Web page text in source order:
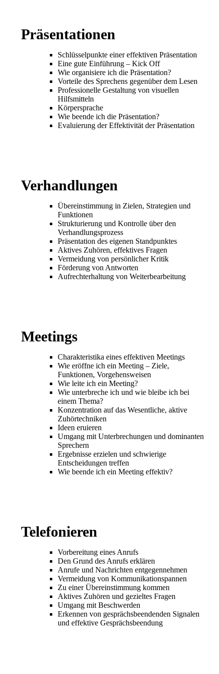
Präsentationen
Schlüsselpunkte einer effektiven Präsentation
Eine gute Einführung – Kick Off
Wie organisiere ich die Präsentation?
Vorteile des Sprechens gegenüber dem Lesen
Professionelle Gestaltung von visuellen
Hilfsmitteln
Körpersprache
Wie beende ich die Präsentation?
Evaluierung der Effektivität der Präsentation
Verhandlungen
Übereinstimmung in Zielen, Strategien und
Funktionen
Strukturierung und Kontrolle über den
Verhandlungsprozess
Präsentation des eigenen Standpunktes
Aktives Zuhören, effektives Fragen
Vermeidung von persönlicher Kritik
Förderung von Antworten
Aufrechterhaltung von Weiterbearbeitung
Meetings
Charakteristika eines effektiven Meetings
Wie eröffne ich ein Meeting – Ziele,
Funktionen, Vorgehensweisen
Wie leite ich ein Meeting?
Wie unterbreche ich und wie bleibe ich bei
einem Thema?
Konzentration auf das Wesentliche, aktive
Zuhörtechniken
Ideen eruieren
Umgang mit Unterbrechungen und dominanten
Sprechern
Ergebnisse erzielen und schwierige
Entscheidungen treffen
Wie beende ich ein Meeting effektiv?
Telefonieren
Vorbereitung eines Anrufs
Den Grund des Anrufs erklären
Anrufe und Nachrichten entgegennehmen
Vermeidung von Kommunikationspannen
Zu einer Übereinstimmung kommen
Aktives Zuhören und gezieltes Fragen
Umgang mit Beschwerden
Erkennen von gesprächsbeendenden Signalen
und effektive Gesprächsbeendung